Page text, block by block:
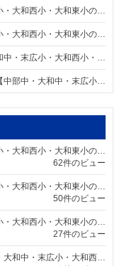
62件のビュー
50件のビュー
27件のビュー